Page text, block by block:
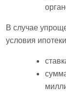
В случае
условия